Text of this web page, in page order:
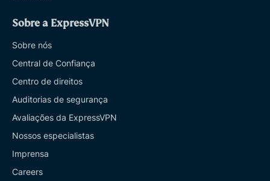
Sobre a ExpressVPN
Sobre nós
Central de Confiança
Centro de direitos
Auditorias de segurança
Avaliações da ExpressVPN
Nossos especialistas
Imprensa
Careers